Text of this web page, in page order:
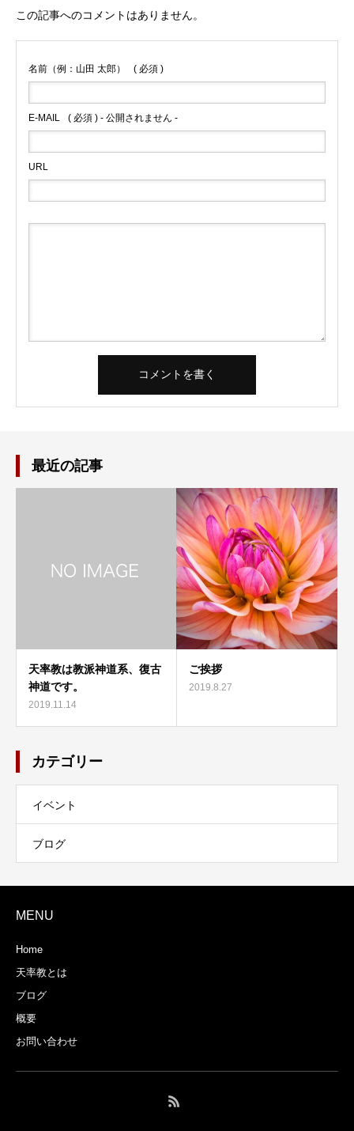
この記事へのコメントはありません。
名前（例：山田 太郎） ( 必須 )
E-MAIL ( 必須 ) - 公開されません -
URL
最近の記事
天率教は教派神道系、復古
神道です。
2019.11.14
ご挨拶
2019.8.27
カテゴリー
イベント
ブログ
MENU
Home
天率教とは
ブログ
概要
お問い合わせ